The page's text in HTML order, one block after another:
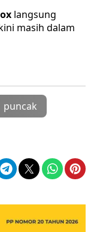
langsung
masih dalam
puncak